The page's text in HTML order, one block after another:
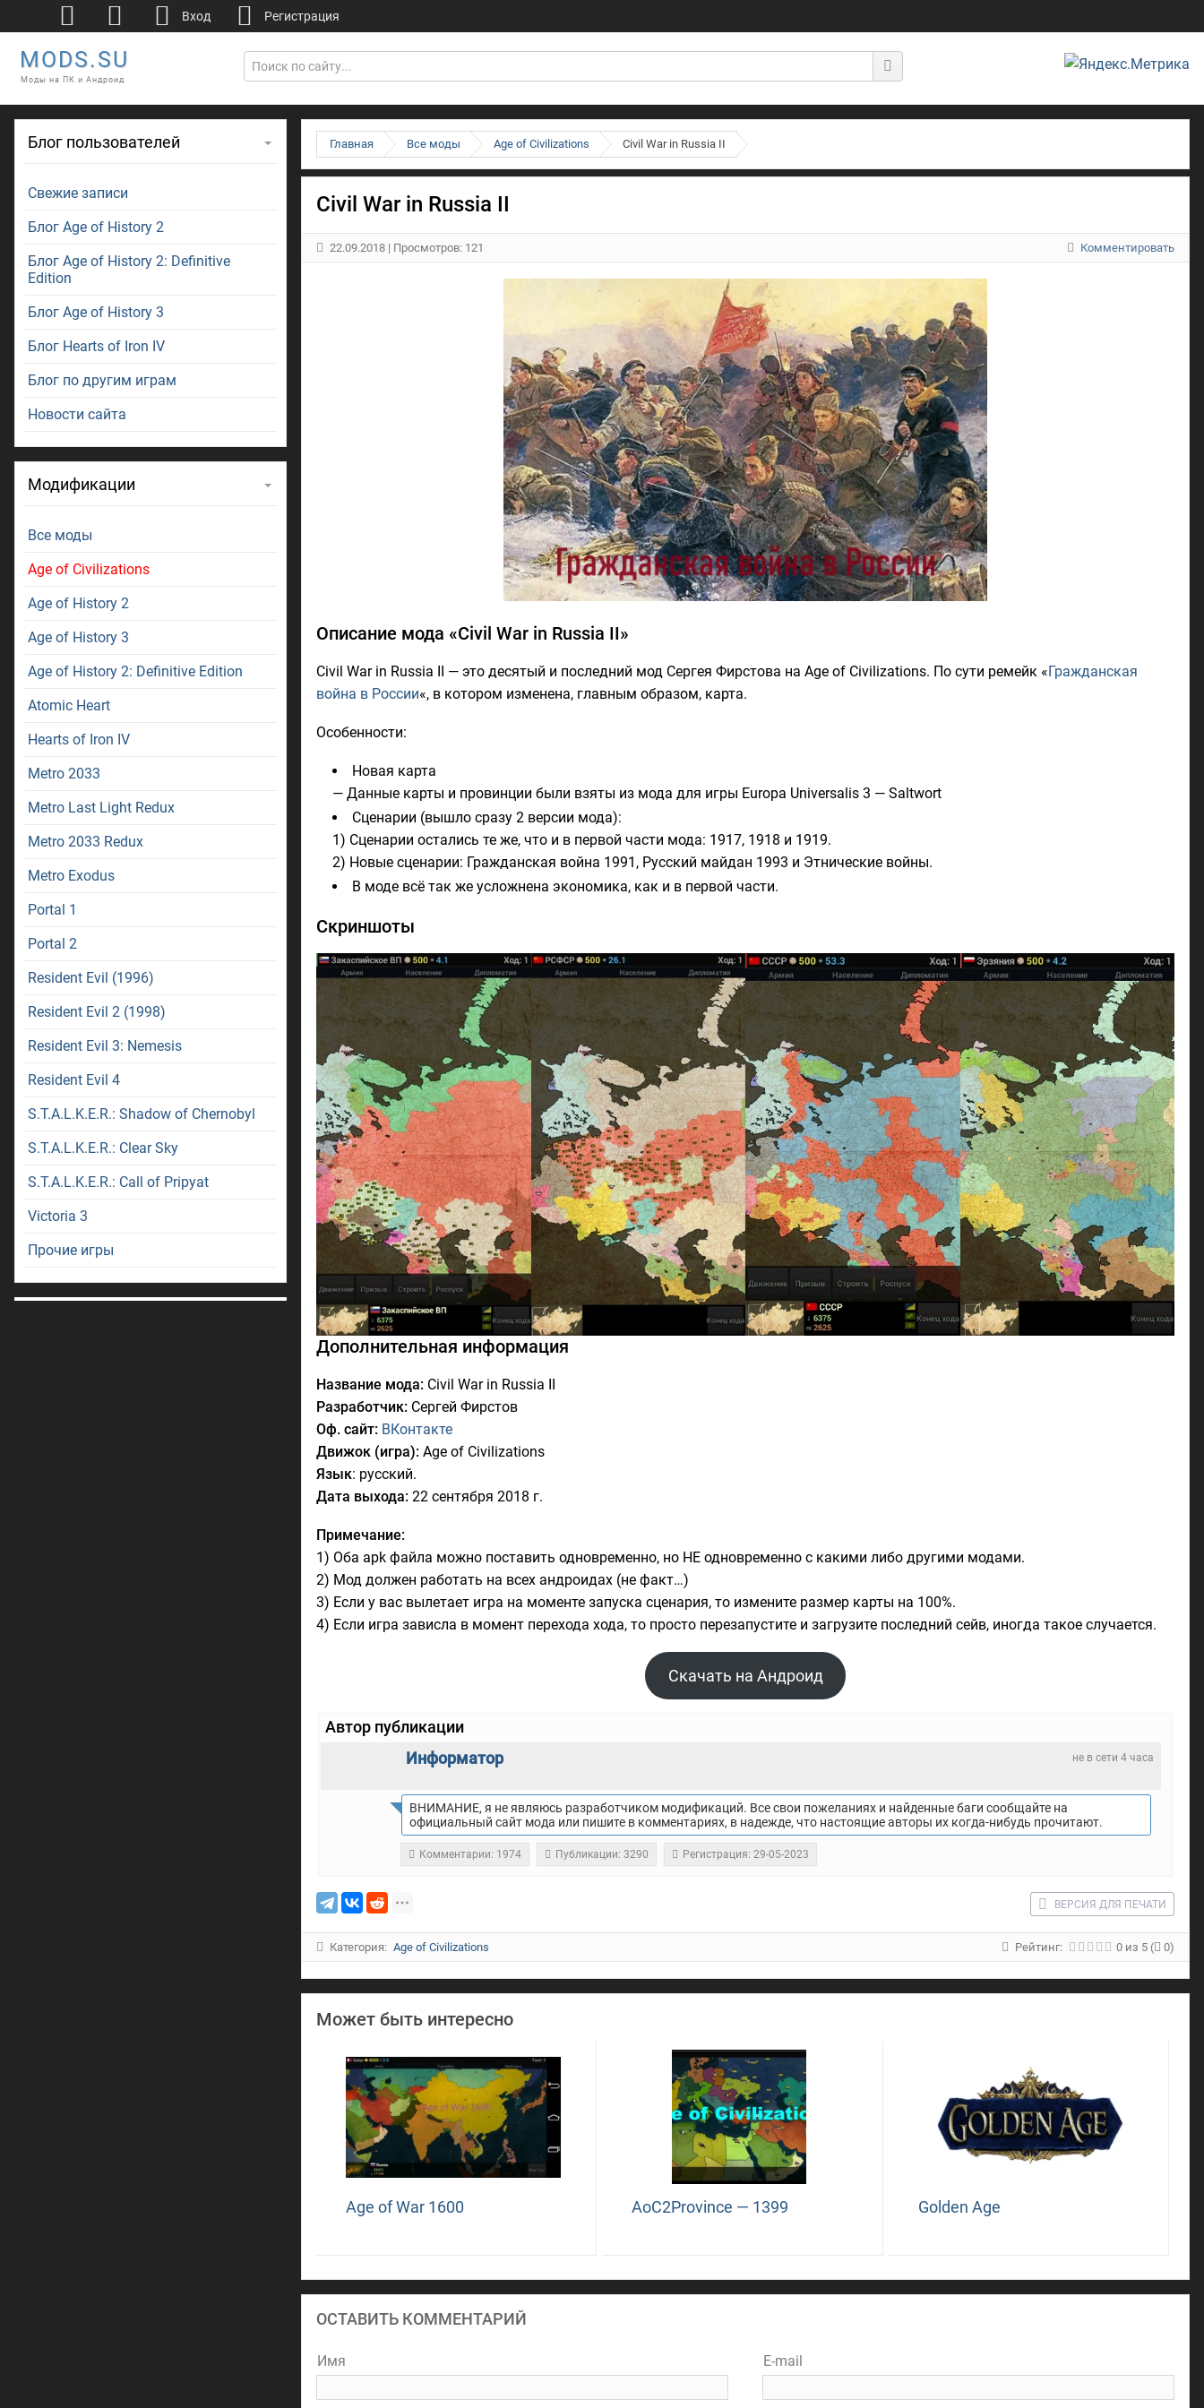
MODS.SU
Моды на ПК и Андроид
Главная Все моды Age of Civilizations Civil War in Russia II
Civil War in Russia II
22.09.2018 | Просмотров: 121 Комментировать
Описание мода «Civil War in Russia II»
Civil War in Russia II — это десятый и последний мод Сергея Фирстова на Age of Civilizations. По сути ремейк «Гражданская
война в России«, в котором изменена, главным образом, карта.
Особенности:
Новая карта
— Данные карты и провинции были взяты из мода для игры Europa Universalis 3 — Saltwort
Сценарии (вышло сразу 2 версии мода):
1) Сценарии остались те же, что и в первой части мода: 1917, 1918 и 1919.
2) Новые сценарии: Гражданская война 1991, Русский майдан 1993 и Этнические войны.
В моде всё так же усложнена экономика, как и в первой части.
Скриншоты
Дополнительная информация
Название мода: Civil War in Russia II
Разработчик: Сергей Фирстов
Оф. сайт: ВКонтакте
Движок (игра): Age of Civilizations
Язык: русский.
Дата выхода: 22 сентября 2018 г.
Примечание:
1) Оба apk файла можно поставить одновременно, но НЕ одновременно с какими либо другими модами.
2) Мод должен работать на всех андроидах (не факт…)
3) Если у вас вылетает игра на моменте запуска сценария, то измените размер карты на 100%.
4) Если игра зависла в момент перехода хода, то просто перезапустите и загрузите последний сейв, иногда такое случается.
Скачать на Андроид
Автор публикации
не в сети 4 часа
Информатор
ВНИМАНИЕ, я не являюсь разработчиком модификаций. Все свои пожеланиях и найденные баги сообщайте на
официальный сайт мода или пишите в комментариях, в надежде, что настоящие авторы их когда-нибудь прочитают.
Комментарии: 1974 Публикации: 3290 Регистрация: 29-05-2023
ВЕРСИЯ ДЛЯ ПЕЧАТИ
Категория: Age of Civilizations Рейтинг: 0 из 5 ( 0)
Может быть интересно
Age of War 1600 AoC2Province — 1399 Golden Age
ОСТАВИТЬ КОММЕНТАРИЙ
Имя E-mail
Блог пользователей
Свежие записи
Блог Age of History 2
Блог Age of History 2: Definitive
Edition
Блог Age of History 3
Блог Hearts of Iron IV
Блог по другим играм
Новости сайта
Модификации
Все моды
Age of Civilizations
Age of History 2
Age of History 3
Age of History 2: Definitive Edition
Atomic Heart
Hearts of Iron IV
Metro 2033
Metro Last Light Redux
Metro 2033 Redux
Metro Exodus
Portal 1
Portal 2
Resident Evil (1996)
Resident Evil 2 (1998)
Resident Evil 3: Nemesis
Resident Evil 4
S.T.A.L.K.E.R.: Shadow of Chernobyl
S.T.A.L.K.E.R.: Clear Sky
S.T.A.L.K.E.R.: Call of Pripyat
Victoria 3
Прочие игры
Вход Регистрация